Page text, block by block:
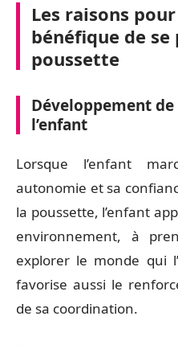
Les raisons
bénéfique de se
poussette
Développement
l’enfant
Lorsque l’enfant
autonomie et sa
la poussette, l’enfant
environnement, à
explorer le monde qui
favorise aussi le
de sa coordination.